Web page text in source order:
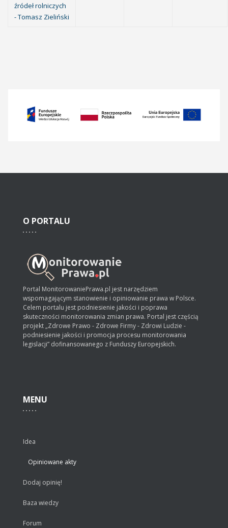
źródeł rolniczych
- Tomasz Zieliński
O PORTALU
Portal MonitorowaniePrawa.pl jest narzędziem
wspomagającym stanowienie i opiniowanie prawa w Polsce.
Celem portalu jest podniesienie jakości i poprawa
skuteczności monitorowania zmian prawa. Portal jest częścią
projekt „Zdrowe Prawo - Zdrowe Firmy - Zdrowi Ludzie -
podniesienie jakości i promocja procesu monitorowania
legislacji” dofinansowanego z Funduszy Europejskich.
MENU
Idea
Opiniowane akty
Dodaj opinię!
Baza wiedzy
Forum